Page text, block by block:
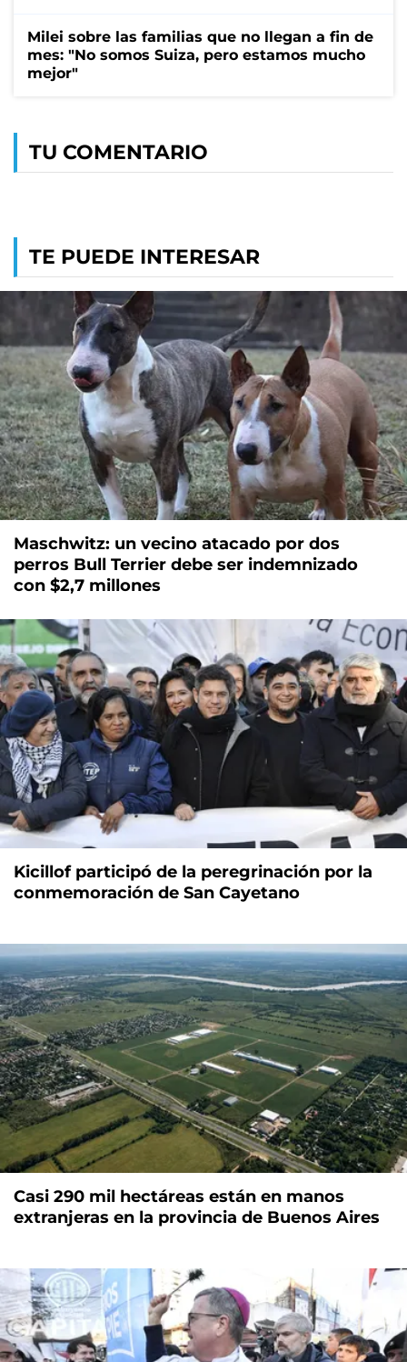
Milei sobre las familias que no llegan a fin de
mes: "No somos Suiza, pero estamos mucho
mejor"
TU COMENTARIO
TE PUEDE INTERESAR
Maschwitz: un vecino atacado por dos
perros Bull Terrier debe ser indemnizado
con $2,7 millones
Kicillof participó de la peregrinación por la
conmemoración de San Cayetano
Casi 290 mil hectáreas están en manos
extranjeras en la provincia de Buenos Aires